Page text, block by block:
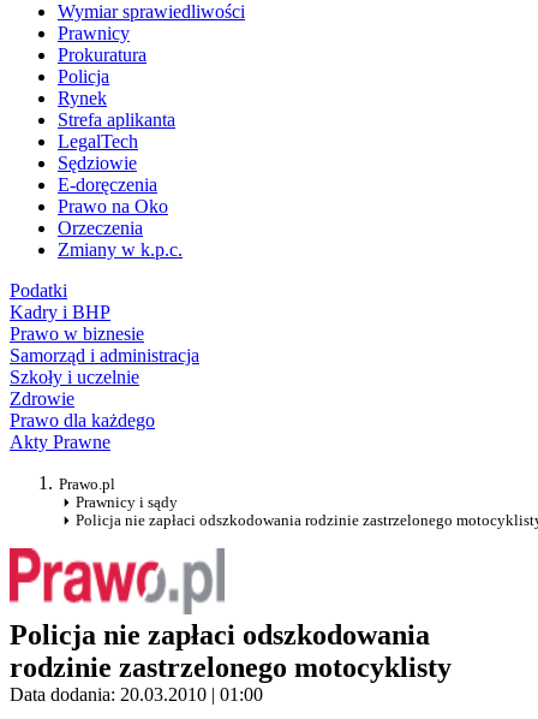
Wymiar sprawiedliwości
Prawnicy
Prokuratura
Policja
Rynek
Strefa aplikanta
LegalTech
Sędziowie
E-doręczenia
Prawo na Oko
Orzeczenia
Zmiany w k.p.c.
Podatki
Kadry i BHP
Prawo w biznesie
Samorząd i administracja
Szkoły i uczelnie
Zdrowie
Prawo dla każdego
Akty Prawne
Prawo.pl
Prawnicy i sądy
Policja nie zapłaci odszkodowania rodzinie zastrzelonego
Policja nie zapłaci odszkodowania
rodzinie zastrzelonego motocyklisty
Data dodania: 20.03.2010 | 01:00